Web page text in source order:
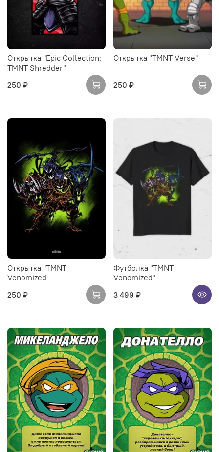
Открытка "Epic Collection:
TMNT Shredder"
250 ₽
Открытка "TMNT Verse"
250 ₽
Открытка "TMNT
Venomized
250 ₽
Футболка "TMNT
Venomized"
3 499 ₽